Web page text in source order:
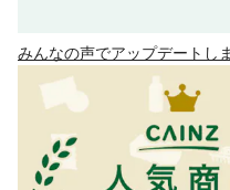
みんなの声でアップデートし